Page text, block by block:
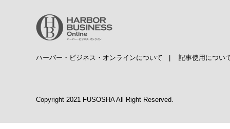
ハーバー・ビジネス・オンラインについて 記事使用につい
Copyright 2021 FUSOSHA All Right Reserved.